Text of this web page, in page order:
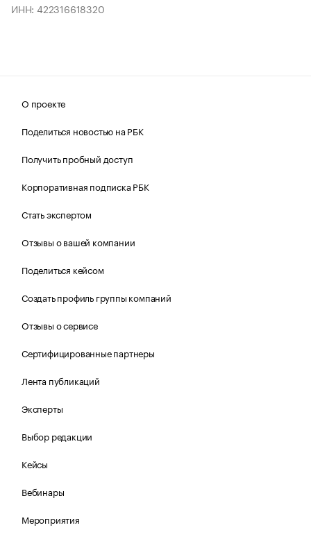
ИНН: 422316618320
О проекте
Поделиться новостью на РБК
Получить пробный доступ
Корпоративная подписка РБК
Стать экспертом
Отзывы о вашей компании
Поделиться кейсом
Создать профиль группы компаний
Отзывы о сервисе
Сертифицированные партнеры
Лента публикаций
Эксперты
Выбор редакции
Кейсы
Вебинары
Мероприятия